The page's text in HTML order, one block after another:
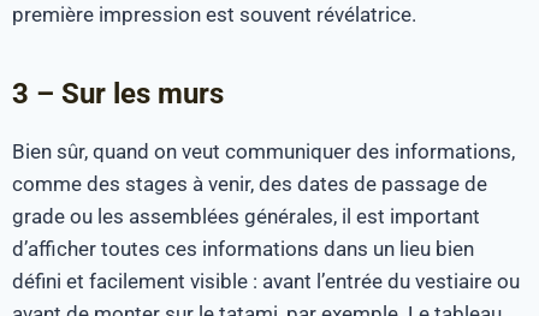
première impression est souvent révélatrice.
3 – Sur les murs
Bien sûr, quand on veut communiquer des informations,
comme des stages à venir, des dates de passage de
grade ou les assemblées générales, il est important
d’afficher toutes ces informations dans un lieu bien
défini et facilement visible : avant l’entrée du vestiaire ou